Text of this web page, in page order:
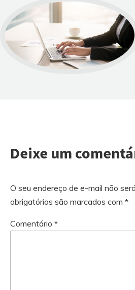
Deixe um
O seu endereço de e-mail não
obrigatórios são marcados com *
Comentário *